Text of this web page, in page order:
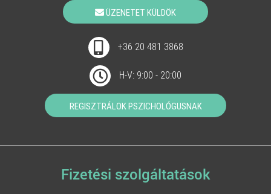
ÜZENETET KÜLDÖK
+36 20 481 3868
H-V: 9:00 - 20:00
REGISZTRÁLOK PSZICHOLÓGUSNAK
Fizetési szolgáltatások